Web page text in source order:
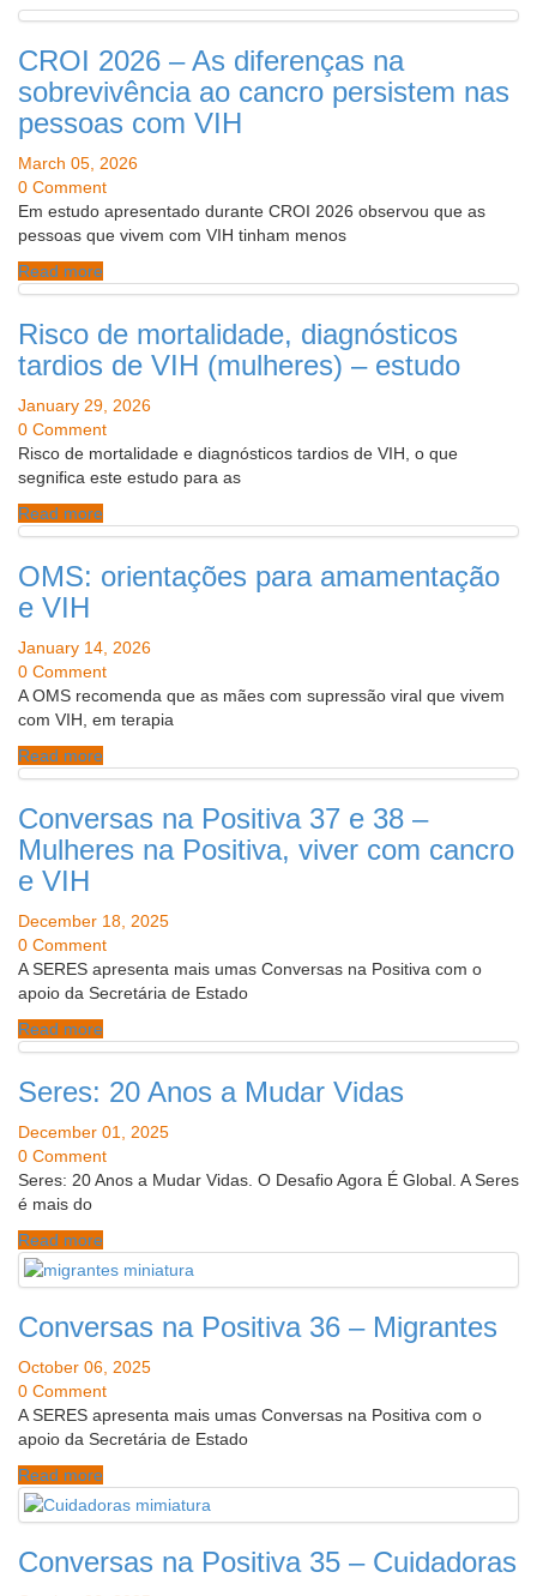
CROI 2026 – As diferenças na
sobrevivência ao cancro persistem nas
pessoas com VIH
March 05, 2026
0 Comment
Em estudo apresentado durante CROI 2026 observou que as
pessoas que vivem com VIH tinham menos
Read more
Risco de mortalidade, diagnósticos
tardios de VIH (mulheres) – estudo
January 29, 2026
0 Comment
Risco de mortalidade e diagnósticos tardios de VIH, o que
segnifica este estudo para as
Read more
OMS: orientações para amamentação
e VIH
January 14, 2026
0 Comment
A OMS recomenda que as mães com supressão viral que vivem
com VIH, em terapia
Read more
Conversas na Positiva 37 e 38 –
Mulheres na Positiva, viver com cancro
e VIH
December 18, 2025
0 Comment
A SERES apresenta mais umas Conversas na Positiva com o
apoio da Secretária de Estado
Read more
Seres: 20 Anos a Mudar Vidas
December 01, 2025
0 Comment
Seres: 20 Anos a Mudar Vidas. O Desafio Agora É Global. A Seres
é mais do
Read more
Conversas na Positiva 36 – Migrantes
October 06, 2025
0 Comment
A SERES apresenta mais umas Conversas na Positiva com o
apoio da Secretária de Estado
Read more
Conversas na Positiva 35 – Cuidadoras